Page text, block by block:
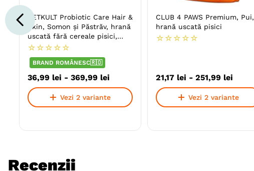
PETKULT Probiotic Care Hair &
Skin, Somon și Păstrăv, hrană
uscată fără cereale pisici,
piele & blană, sistem digestiv
☆ ☆ ☆ ☆ ☆
BRAND ROMÂNESC🇷🇴
36,99 lei - 369,99 lei
Vezi 2 variante
CLUB 4 PAWS Premium, Pui,
hrană uscată pisici
☆ ☆ ☆ ☆ ☆
21,17 lei - 251,99 lei
Vezi 2 variante
Recenzii